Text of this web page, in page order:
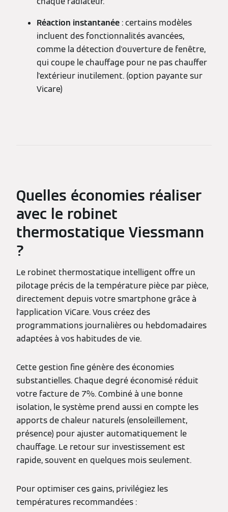
Réaction instantanée : certains modèles
incluent des fonctionnalités avancées,
comme la détection d'ouverture de fenêtre,
qui coupe le chauffage pour ne pas chauffer
l'extérieur inutilement. (option payante sur
Vicare)
Quelles économies réaliser
avec le robinet
thermostatique Viessmann
?
Le robinet thermostatique intelligent offre un
pilotage précis de la température pièce par pièce,
directement depuis votre smartphone grâce à
l'application ViCare. Vous créez des
programmations journalières ou hebdomadaires
adaptées à vos habitudes de vie.
Cette gestion fine génère des économies
substantielles. Chaque degré économisé réduit
votre facture de 7%. Combiné à une bonne
isolation, le système prend aussi en compte les
apports de chaleur naturels (ensoleillement,
présence) pour ajuster automatiquement le
chauffage. Le retour sur investissement est
rapide, souvent en quelques mois seulement.
Pour optimiser ces gains, privilégiez les
températures recommandées :